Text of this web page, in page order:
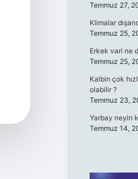
Temmuz 27,
Klimalar
Temmuz 25,
Erkek vari ne
Temmuz 25,
Kalbin çok
olabilir ?
Temmuz 23,
Yarbay neyin
Temmuz 14,